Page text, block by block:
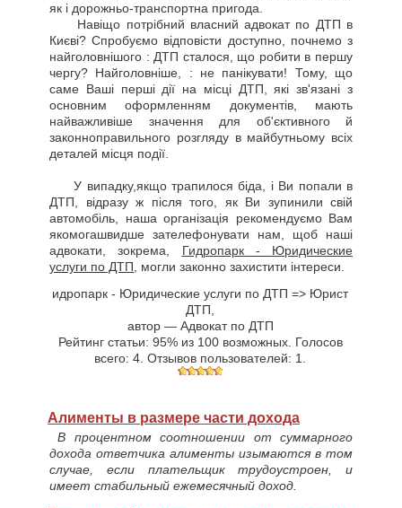
як і дорожньо-транспортна пригода.
Навіщо потрібний власний адвокат по ДТП в
Києві? Спробуємо відповісти доступно, почнемо з
найголовнішого : ДТП сталося, що робити в першу
чергу? Найголовніше, : не панікувати! Тому, що
саме Ваші перші дії на місці ДТП, які зв'язані з
основним оформленням документів, мають
найважливіше значення для об'єктивного й
законноправильного розгляду в майбутньому всіх
деталей місця події.
У випадку,якщо трапилося біда, і Ви попали в
ДТП, відразу ж після того, як Ви зупинили свій
автомобіль, наша організація рекомендуємо Вам
якомогашвидше зателефонувати нам, щоб наші
адвокати, зокрема, Гидропарк - Юридические
услуги по ДТП , могли законно захистити інтереси.
идропарк - Юридические услуги по ДТП => Юрист
ДТП
автор — Адвокат по ДТП
Рейтинг статьи: 95% из 100возможных. Голосов
всего: 4 . Отзывов пользователей: 1
Алименты в размере части дохода
В процентном соотношении от суммарного
дохода ответчика алименты изымаются в том
случае, если плательщик трудоустроен, и
имеет стабильный ежемесячный доход.